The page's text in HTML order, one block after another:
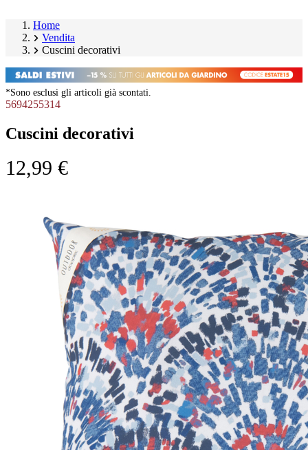
Home
Vendita
Cuscini decorativi
*Sono esclusi gli articoli già scontati.
5694255314
Cuscini decorativi
12,99 €